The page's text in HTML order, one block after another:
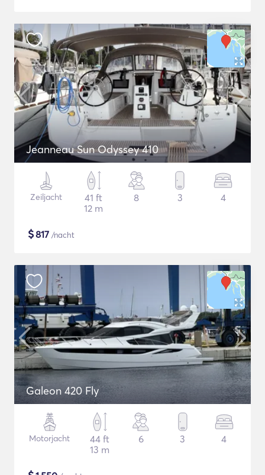
Jeanneau Sun Odyssey 410
Zeiljacht
41 ft
12 m
8 3 4
$817 /nacht
Galeon 420 Fly
Motorjacht
44 ft
13 m
6 3 4